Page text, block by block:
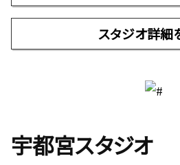
スタジオ詳細
宇都宮スタジオ